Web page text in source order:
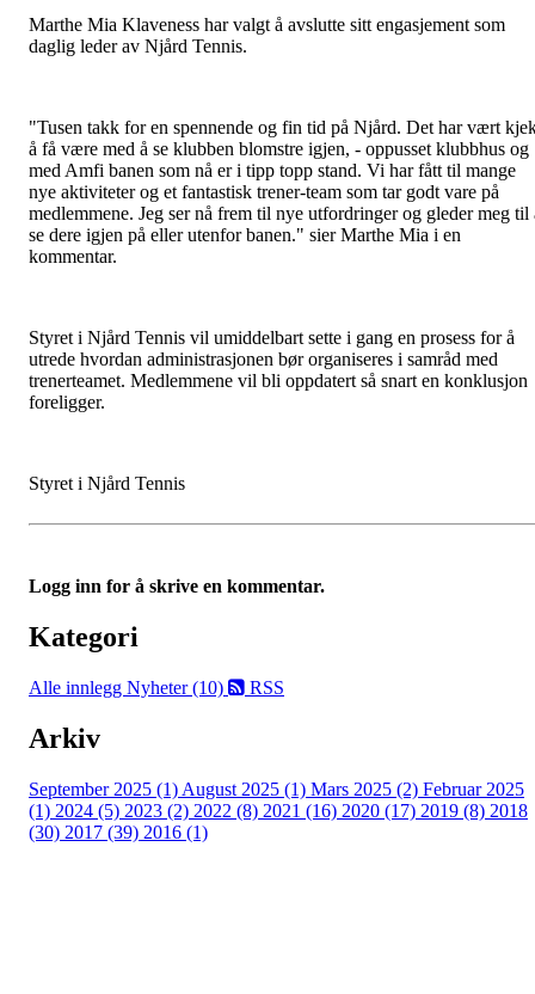
Marthe Mia Klaveness har valgt å avslutte sitt engasjement som
daglig leder av Njård Tennis.
"Tusen takk for en spennende og fin tid på Njård. Det har vært
å få være med å se klubben blomstre igjen, - oppusset klubbhus og
med Amfi banen som nå er i tipp topp stand. Vi har fått til mange
nye aktiviteter og et fantastisk trener-team som tar godt vare på
medlemmene. Jeg ser nå frem til nye utfordringer og gleder meg til
se dere igjen på eller utenfor banen." sier Marthe Mia i en
kommentar.
Styret i Njård Tennis vil umiddelbart sette i gang en prosess for å
utrede hvordan administrasjonen bør organiseres i samråd med
trenerteamet. Medlemmene vil bli oppdatert så snart en konklusjon
foreligger.
Styret i Njård Tennis
Logg inn for å skrive en kommentar.
Kategori
Alle innlegg Nyheter (10) RSS
Arkiv
September 2025 (1) August 2025 (1) Mars 2025 (2) Februar 2025
(1) 2024 (5) 2023 (2) 2022 (8) 2021 (16) 2020 (17) 2019 (8) 2018
(30) 2017 (39) 2016 (1)